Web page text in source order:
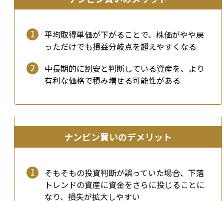
平均取得単価が下がることで、株価がやや戻
っただけでも損益分岐点を超えやすくなる
中長期的に割安と判断している資産を、より
有利な価格で積み増せる可能性がある
ナンピン買いのデメリット
そもそもの投資判断が誤っていた場合、下落
トレンドの資産に資金をさらに投じることに
なり、損失が拡大しやすい